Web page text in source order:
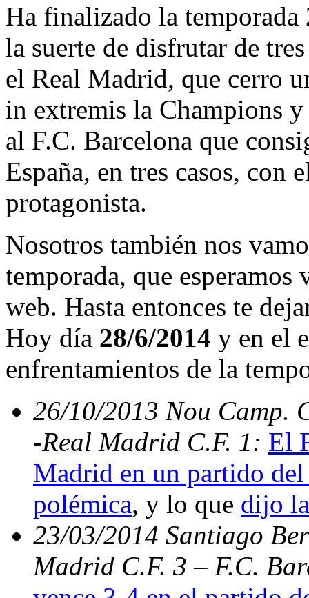
Ha finalizado la
la suerte de disfrutar de
el Real Madrid, que cerro
in extremis la Champions
al F.C. Barcelona que
España, en tres casos,
protagonista.
Nosotros también nos
temporada, que esperamos
web. Hasta entonces te
Hoy día 28/6/2014 y en el
enfrentamientos de la
26/10/2013 Nou Camp.
-Real Madrid C.F. 1: El
Madrid en un partido
polémica, y lo que dijo
23/03/2014 Santiago
Madrid C.F. 3 – F.C.